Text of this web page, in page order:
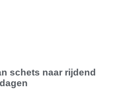
schets naar rijdend